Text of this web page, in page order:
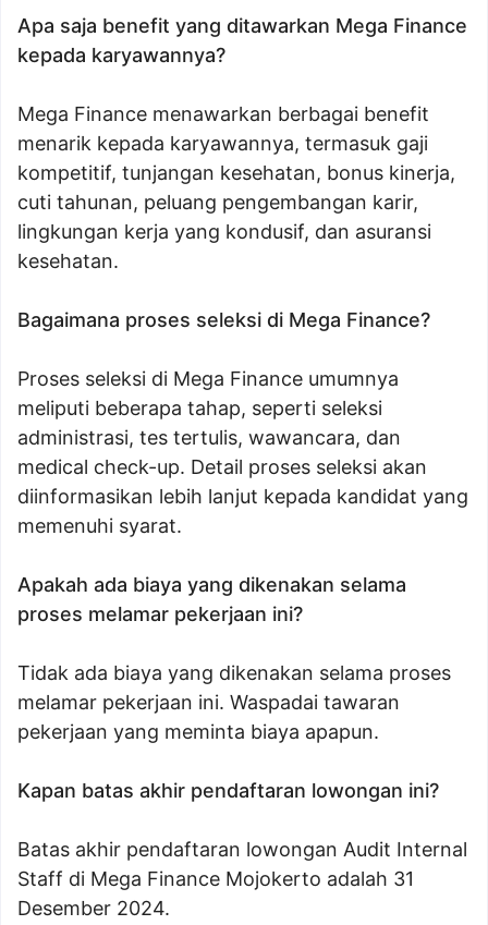
Apa saja benefit yang ditawarkan Mega Finance
kepada karyawannya?
Mega Finance menawarkan berbagai benefit
menarik kepada karyawannya, termasuk gaji
kompetitif, tunjangan kesehatan, bonus kinerja,
cuti tahunan, peluang pengembangan karir,
lingkungan kerja yang kondusif, dan asuransi
kesehatan.
Bagaimana proses seleksi di Mega Finance?
Proses seleksi di Mega Finance umumnya
meliputi beberapa tahap, seperti seleksi
administrasi, tes tertulis, wawancara, dan
medical check-up. Detail proses seleksi akan
diinformasikan lebih lanjut kepada kandidat yang
memenuhi syarat.
Apakah ada biaya yang dikenakan selama
proses melamar pekerjaan ini?
Tidak ada biaya yang dikenakan selama proses
melamar pekerjaan ini. Waspadai tawaran
pekerjaan yang meminta biaya apapun.
Kapan batas akhir pendaftaran lowongan ini?
Batas akhir pendaftaran lowongan Audit Internal
Staff di Mega Finance Mojokerto adalah 31
Desember 2024.